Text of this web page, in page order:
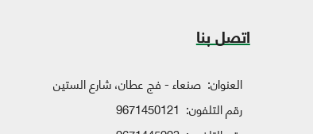
اتصل بنا
العنوان: صنعاء - فج عطان، شارع الستين
رقم التلفون: 9671450121